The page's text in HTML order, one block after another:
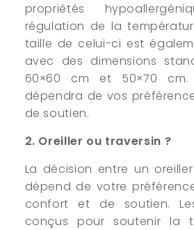
propriétés
régulation de la
taille de celui-ci est
avec des dimensions
60×60 cm et 50×70
dépendra de vos
de soutien.
2. Oreiller ou traversin ?
La décision entre un
dépend de votre
confort et de soutien.
conçus pour soutenir la